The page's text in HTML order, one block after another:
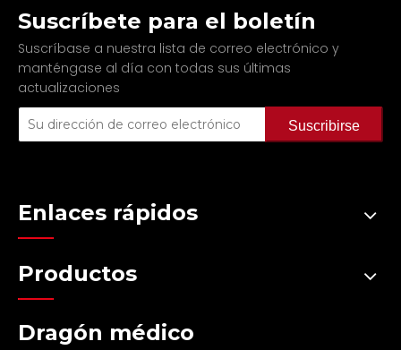
Suscríbete para el boletín
Suscríbase a nuestra lista de correo electrónico y
manténgase al día con todas sus últimas
actualizaciones
Suscribirse
Enlaces rápidos
Productos
Dragón médico